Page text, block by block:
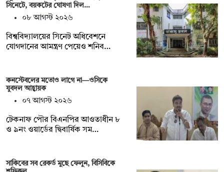
সিনেটে, বয়কটের ঘোষণা দিল…
০৮ আগস্ট ২০২৬
বিশ্ববিদ্যালয়ের সিনেট অধিবেশনে
যোগদানের আমন্ত্রণ পেয়েও শনিব…
কনস্টেবলের মতোও লাগে না—ওসিকে
যুবদল আহ্বায়ক
০৭ আগস্ট ২০২৬
টেকনাফ পৌর বিএনপির আওতাধীন ৮
ও ৯নং ওয়ার্ডের দ্বিবার্ষিক সম…
সাকিবের সব রেকর্ড মুছে ফেলুন, বিসিবিকে